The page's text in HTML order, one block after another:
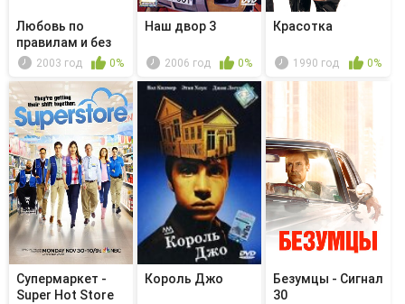
Любовь по
правилам и без
2003 год 0%
Наш двор 3
2006 год 0%
Красотка
1990 год 0%
Супермаркет -
Super Hot Store
Король Джо
Безумцы - Сигнал
30